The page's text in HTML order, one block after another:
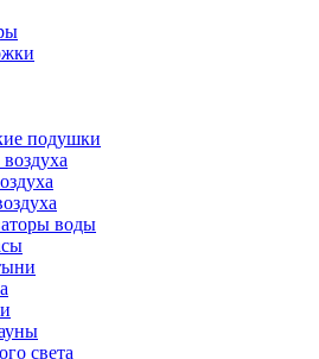
подушки
воды
света